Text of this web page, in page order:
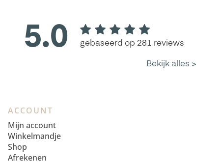
ACCOUNT
Mijn account
Winkelmandje
Shop
Afrekenen